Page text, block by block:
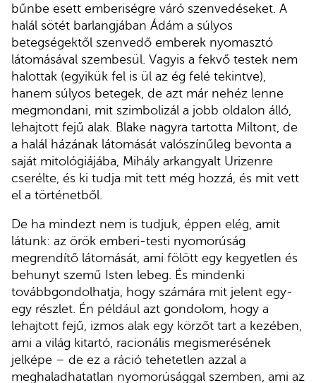
bűnbe esett emberiségre váró szenvedéseket. A
halál sötét barlangjában Ádám a súlyos
betegségektől szenvedő emberek nyomasztó
látomásával szembesül. Vagyis a fekvő testek nem
halottak (egyikük fel is ül az ég felé tekintve),
hanem súlyos betegek, de azt már nehéz lenne
megmondani, mit szimbolizál a jobb oldalon álló,
lehajtott fejű alak. Blake nagyra tartotta Miltont, de
a halál házának látomását valószínűleg bevonta a
saját mitológiájába, Mihály arkangyalt Urizenre
cserélte, és ki tudja mit tett még hozzá, és mit vett
el a történetből.
De ha mindezt nem is tudjuk, éppen elég, amit
látunk: az örök emberi-testi nyomorúság
megrendítő látomását, ami fölött egy kegyetlen és
behunyt szemű Isten lebeg. És mindenki
továbbgondolhatja, hogy számára mit jelent egy-
egy részlet. Én például azt gondolom, hogy a
lehajtott fejű, izmos alak egy körzőt tart a kezében,
ami a világ kitartó, racionális megismerésének
jelképe – de ez a ráció tehetetlen azzal a
meghaladhatatlan nyomorúsággal szemben, ami az